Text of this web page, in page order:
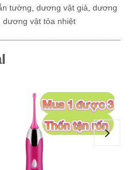
tường dương vật giả dương
dương vật tỏa nhiệt